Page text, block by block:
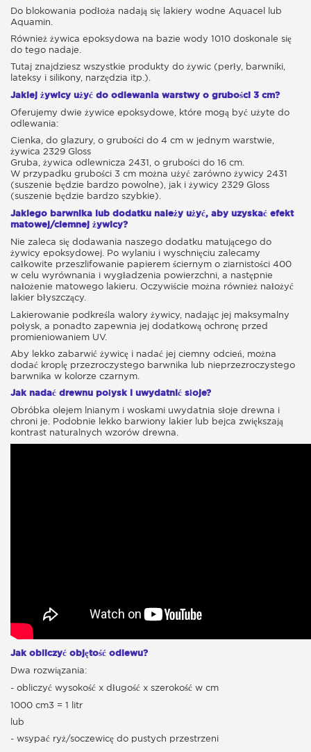
Do blokowania podłoża nadają się lakiery wodne Aquacel lub
Aquamin.
Również żywica epoksydowa na bazie wody 1010 doskonale się
do tego nadaje.
Tutaj znajdziesz wszystkie produkty do żywic (perły, barwniki,
lateksy i silikony, narzędzia itp.).
Jakiej żywicy użyć do odlewania warstwy o grubości 3 cm?
Oferujemy dwie żywice epoksydowe, które mogą być użyte do
odlewania:
Cienka, do glazury, o grubości do 4 cm w jednym warstwie,
żywica 2329 Gloss
Gruba, żywica odlewnicza 2431, o grubości do 16 cm.
W przypadku grubości 3 cm można użyć zarówno żywicy 2431
(suszenie będzie bardzo powolne), jak i żywicy 2329 Gloss
(suszenie będzie bardzo szybkie).
Jakiego barwnika lub dodatku należy użyć, aby uzyskać efekt
matowej/ciemnej żywicy?
Nie zaleca się dodawania naszego dodatku matującego do
żywicy epoksydowej. Po wylaniu i wyschnięciu zalecamy
całkowite przeszlifowanie papierem ściernym o ziarnistości 400
w celu wyrównania i wygładzenia powierzchni, a następnie
nałożenie matowego lakieru. Oczywiście można również nałożyć
lakier błyszczący.
Lakierowanie podkreśla walory żywicy, nadając jej maksymalny
połysk, a ponadto zapewnia jej dodatkową ochronę przed
promieniowaniem UV.
Aby lekko zabarwić żywicę i nadać jej ciemny odcień, można
dodać kroplę przezroczystego barwnika lub nieprzezroczystego
barwnika w kolorze czarnym.
Jak nadać drewnu połysk i uwydatnić słoje?
Obróbka olejem lnianym i woskami uwydatnia słoje drewna i
chroni je. Podobnie lekko barwiony lakier lub bejca zwiększają
kontrast naturalnych wzorów drewna.
Jak obliczyć objętość odlewu?
Dwa rozwiązania:
- obliczyć wysokość x długość x szerokość w cm
1000 cm3 = 1 litr
lub
- wsypać ryż/soczewicę do pustych przestrzeni